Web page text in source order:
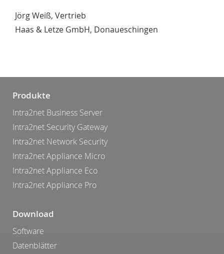
Jörg Weiß, Vertrieb
Haas & Letze GmbH, Donaueschingen
Produkte
Intra2net Business Server
Intra2net Security Gateway
Intra2net Network Security
Intra2net Appliance Micro
Intra2net Appliance Eco
Intra2net Appliance Pro
Download
Software
Datenblätter